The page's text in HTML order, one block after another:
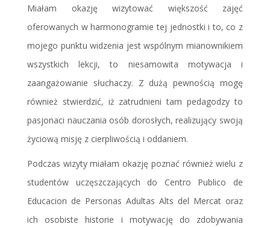
Miałam okazję wizytować większość zajęć
oferowanych w harmonogramie tej jednostki i to, co z
mojego punktu widzenia jest wspólnym mianownikiem
wszystkich lekcji, to niesamowita motywacja i
zaangażowanie słuchaczy. Z dużą pewnością mogę
również stwierdzić, iż zatrudnieni tam pedagodzy to
pasjonaci nauczania osób dorosłych, realizujący swoją
życiową misję z cierpliwością i oddaniem.
Podczas wizyty miałam okazję poznać również wielu z
studentów uczęszczających do Centro Publico de
Educacion de Personas Adultas Alts del Mercat oraz
ich osobiste historie i motywację do zdobywania